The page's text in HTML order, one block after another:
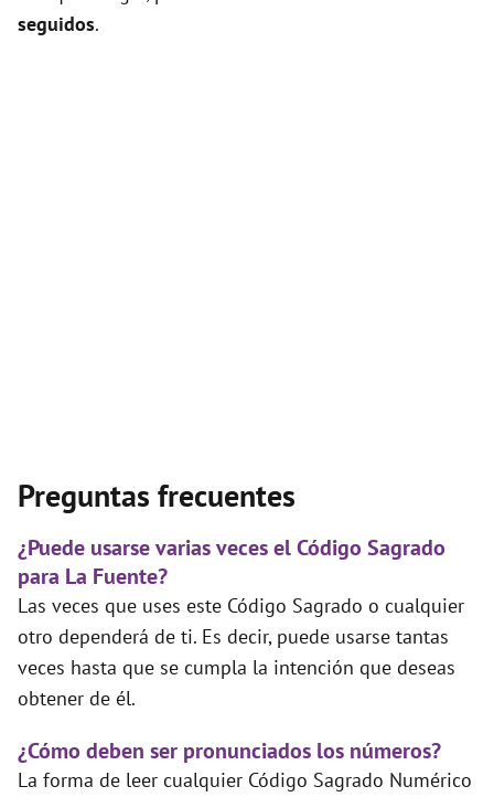
seguidos.
Preguntas frecuentes
¿Puede usarse varias veces el Código Sagrado
para La Fuente?
Las veces que uses este Código Sagrado o cualquier
otro dependerá de ti. Es decir, puede usarse tantas
veces hasta que se cumpla la intención que deseas
obtener de él.
¿Cómo deben ser pronunciados los números?
La forma de leer cualquier Código Sagrado Numérico